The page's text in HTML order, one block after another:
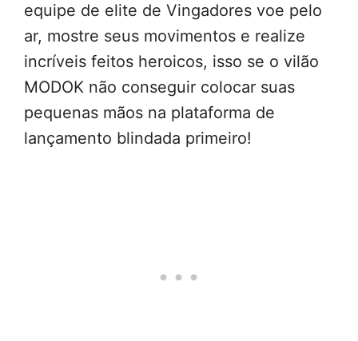
equipe de elite de Vingadores voe pelo
ar, mostre seus movimentos e realize
incríveis feitos heroicos, isso se o vilão
MODOK não conseguir colocar suas
pequenas mãos na plataforma de
lançamento blindada primeiro!